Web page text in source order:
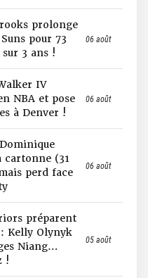
prolonge
pour 73
3 ans !
06 août
IV
NBA et pose
à Denver !
06 août
cartonne (31
perd face
06 août
préparent
Kelly Olynyk
Niang…
!
05 août